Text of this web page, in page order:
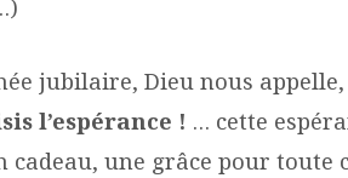
jubilaire, Dieu nous appelle,
l’espérance ! … cette
une grâce pour toute